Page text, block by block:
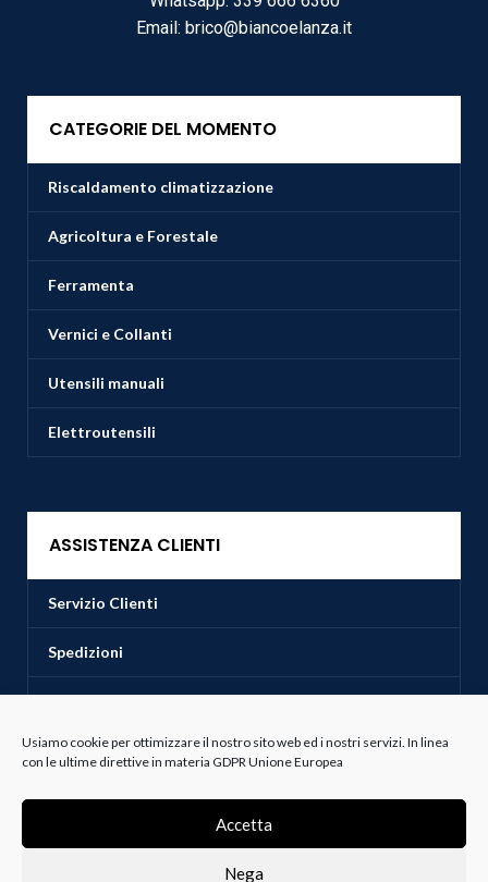
Usiamo cookie per ottimizzare il nostro sito web ed i nostri servizi. In linea
con le ultime direttive in materia GDPR Unione Europea
Accetta
Nega
Email: brico@biancoelanza.it
CATEGORIE DEL MOMENTO
Riscaldamento climatizzazione
Agricoltura e Forestale
Ferramenta
Vernici e Collanti
Utensili manuali
Elettroutensili
ASSISTENZA CLIENTI
Servizio Clienti
Spedizioni
Resi e Recessi
Termini e Condizioni
Bianco e Lanza Srl
2022 P.IVA 00237880810
Realizzazione Web e Digital Design Studio Andrea Rustioni Soluzioni E-
Commerce